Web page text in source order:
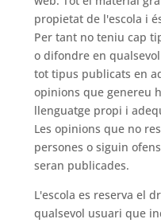
propietat de l'escola i
Per tant no teniu cap
o difondre en
tot tipus publicats en
opinions que genereu
llenguatge propi i
Les opinions que no
persones o siguin
seran publicades.
L'escola es reserva el
qualsevol usuari que